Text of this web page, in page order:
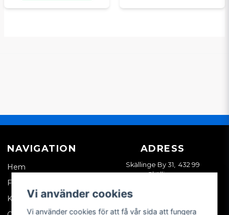
NAVIGATION
Hem
Företagskund
Kontakta oss
ADRESS
Skällinge By 31, 432 99
Skällinge
Vi använder cookies
Vi använder cookies för att få vår sida att fungera